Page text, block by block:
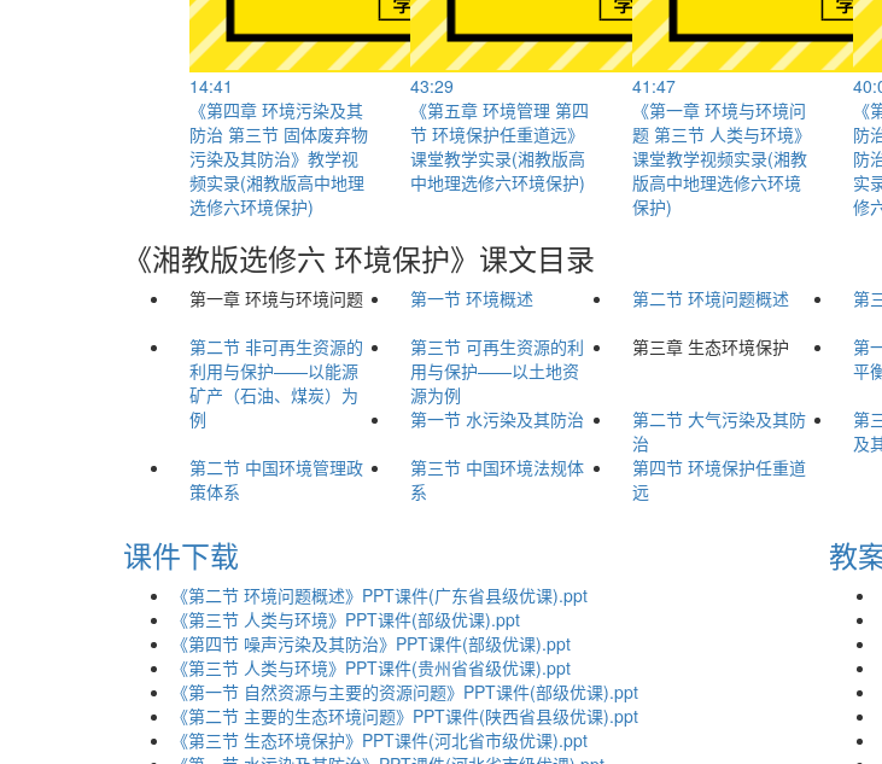
14:41
《第四章 环境污染及其
防治 第三节 固体废弃物
污染及其防治》教学视
频实录(湘教版高中地理
选修六环境保护)
43:29
《第五章 环境管理 第四
节 环境保护任重道远》
课堂教学实录(湘教版高
中地理选修六环境保护)
41:47
《第一章 环境与环境问
题 第三节 人类与环境》
课堂教学视频实录(湘教
版高中地理选修六环境
保护)
《
防
防
实
修
《湘教版选修六 环境保护》课文目录
第一章 环境与环境问题 第一节 环境概述 第二节 环境问题概述 第
第二节 非可再生资源的
利用与保护——以能源
矿产（石油、煤炭）为
例
第三节 可再生资源的利
用与保护——以土地资
源为例
第三章 生态环境保护
第
平
第一节 水污染及其防治
第二节 大气污染及其防
治
第
及
第二节 中国环境管理政
策体系
第三节 中国环境法规体
系
第四节 环境保护任重道
远
课件下载
《第二节 环境问题概述》PPT课件(广东省县级优课).ppt
《第三节 人类与环境》PPT课件(部级优课).ppt
《第四节 噪声污染及其防治》PPT课件(部级优课).ppt
《第三节 人类与环境》PPT课件(贵州省省级优课).ppt
《第一节 自然资源与主要的资源问题》PPT课件(部级优课).ppt
《第二节 主要的生态环境问题》PPT课件(陕西省县级优课).ppt
《第三节 生态环境保护》PPT课件(河北省市级优课).ppt
教